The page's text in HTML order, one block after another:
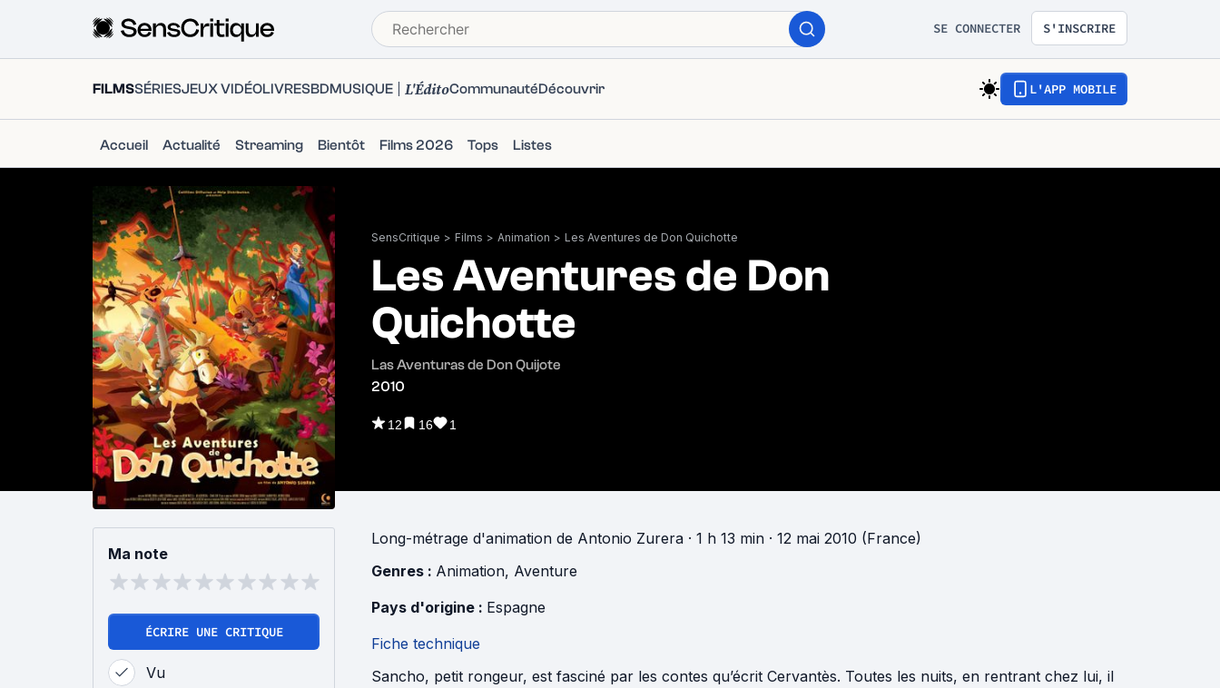
SE CONNECTER S'INSCRIRE
FILMSSÉRIESJEUX VIDÉOLIVRESBDMUSIQUE L'ÉditoCommunautéDécouvrir L'APP MOBILE
Accueil Actualité Streaming Bientôt Films 2026 Tops Listes
SensCritique > Films > Animation > Les Aventures de Don Quichotte
Les Aventures de Don
Quichotte
Las Aventuras de Don Quijote
2010
12 16 1
Ma note
ÉCRIRE UNE CRITIQUE
Vu
Long-métrage d'animation de Antonio Zurera · 1 h 13 min · 12 mai 2010 (France)
Genres : Animation, Aventure
Pays d'origine : Espagne
Fiche technique
Sancho, petit rongeur, est fasciné par les contes qu’écrit Cervantès. Toutes les nuits, en rentrant chez lui, il